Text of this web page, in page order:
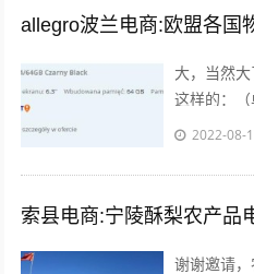
大，当然
这样的：
人民币）
2022-08-
索县电商:宁陵酥梨农产品
谢谢邀请